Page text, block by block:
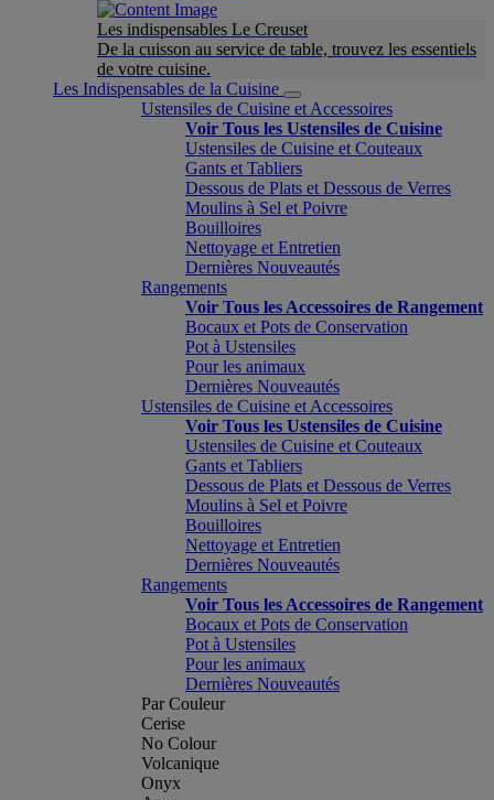
Les indispensables Le Creuset
De la cuisson au service de table, trouvez les essentiels
de votre cuisine.
Les Indispensables de la Cuisine
Ustensiles de Cuisine et Accessoires
Voir Tous les Ustensiles de Cuisine
Ustensiles de Cuisine et Couteaux
Gants et Tabliers
Dessous de Plats et Dessous de Verres
Moulins à Sel et Poivre
Bouilloires
Nettoyage et Entretien
Dernières Nouveautés
Rangements
Voir Tous les Accessoires de Rangement
Bocaux et Pots de Conservation
Pot à Ustensiles
Pour les animaux
Dernières Nouveautés
Ustensiles de Cuisine et Accessoires
Voir Tous les Ustensiles de Cuisine
Ustensiles de Cuisine et Couteaux
Gants et Tabliers
Dessous de Plats et Dessous de Verres
Moulins à Sel et Poivre
Bouilloires
Nettoyage et Entretien
Dernières Nouveautés
Rangements
Voir Tous les Accessoires de Rangement
Bocaux et Pots de Conservation
Pot à Ustensiles
Pour les animaux
Dernières Nouveautés
Par Couleur
Cerise
No Colour
Volcanique
Onyx